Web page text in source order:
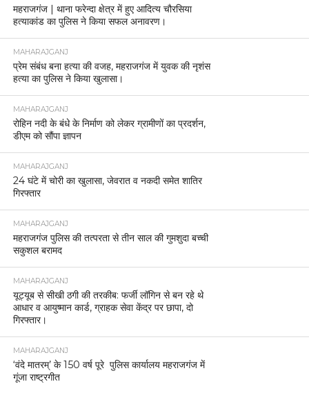
महराजगंज | थाना फरेन्दा क्षेत्र में हुए आदित्य चौरसिया
हत्याकांड का पुलिस ने किया सफल अनावरण।
MAHARAJGANJ
प्रेम संबंध बना हत्या की वजह, महराजगंज में युवक की नृशंस
हत्या का पुलिस ने किया खुलासा।
MAHARAJGANJ
रोहिन नदी के बंधे के निर्माण को लेकर ग्रामीणों का प्रदर्शन,
डीएम को सौंपा ज्ञापन
MAHARAJGANJ
24 घंटे में चोरी का खुलासा, जेवरात व नकदी समेत शातिर
गिरफ्तार
MAHARAJGANJ
महराजगंज पुलिस की तत्परता से तीन साल की गुमशुदा बच्ची
सकुशल बरामद
MAHARAJGANJ
यूट्यूब से सीखी ठगी की तरकीब: फर्जी लॉगिन से बन रहे थे
आधार व आयुष्मान कार्ड, ग्राहक सेवा केंद्र पर छापा, दो
गिरफ्तार।
MAHARAJGANJ
‘वंदे मातरम्’ के 150 वर्ष पूरे पुलिस कार्यालय महराजगंज में
गूंजा राष्ट्रगीत